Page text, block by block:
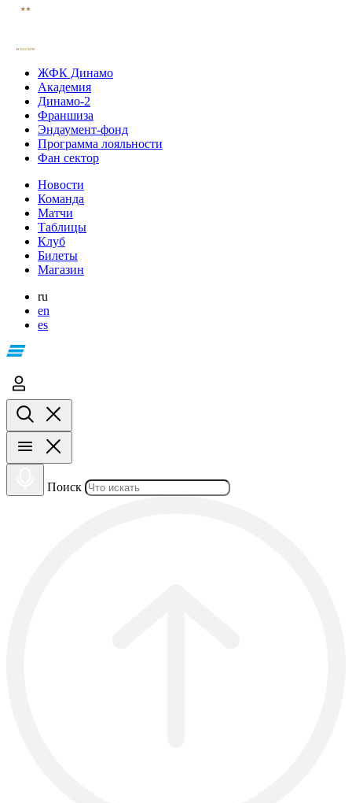
ЖФК Динамо
Академия
Динамо-2
Франшиза
Эндаумент-фонд
Программа лояльности
Фан сектор
Новости
Команда
Матчи
Таблицы
Клуб
Билеты
Магазин
ru
en
es
Поиск